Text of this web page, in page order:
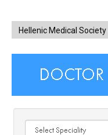
Hellenic Medical